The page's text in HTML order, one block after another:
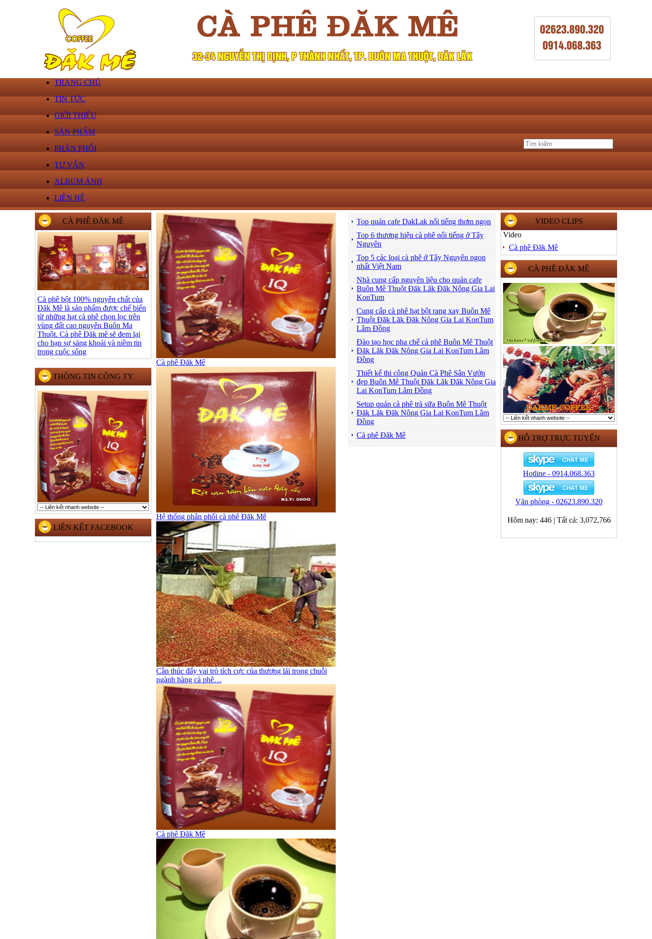
TRANG CHỦ
TIN TỨC
GIỚI THIỆU
SẢN PHẨM
PHÂN PHỐI
TƯ VẤN
ALBUM ẢNH
LIÊN HỆ
CÀ PHÊ ĐĂK MÊ
Cà phê bột 100% nguyên chất của
Đăk Mê là sản phẩm được chế biến
từ những hạt cà phê chọn lọc trên
vùng đất cao nguyên Buôn Ma
Thuột. Cà phê Đăk mê sẽ đem lại
cho bạn sự sảng khoái và niềm tin
trong cuộc sống
THÔNG TIN CÔNG TY
LIÊN KẾT FACEBOOK
Cà phê Đăk Mê
Hệ thống phân phối cà phê Đăk Mê
Cần thúc đẩy vai trò tích cực của thương lái trong chuỗi
ngành hàng cà phê…
Cà phê Đăk Mê
Top quán cafe DakLak nổi tiếng thơm ngọn
Top 6 thương hiệu cà phê nổi tiếng ở Tây
Nguyên
Top 5 các loại cà phê ở Tây Nguyên ngon
nhất Việt Nam
Nhà cung cấp nguyên liệu cho quán cafe
Buôn Mê Thuột Đăk Lăk Đăk Nông Gia Lai
KonTum
Cung cấp cà phê hạt bột rang xay Buôn Mê
Thuột Đăk Lăk Đăk Nông Gia Lai KonTum
Lâm Đồng
Đào tạo học pha chế cà phê Buôn Mê Thuột
Đăk Lăk Đăk Nông Gia Lai KonTum Lâm
Đồng
Thiết kế thi công Quán Cà Phê Sân Vườn
đẹp Buôn Mê Thuột Đăk Lăk Đăk Nông Gia
Lai KonTum Lâm Đồng
Setup quán cà phê trà sữa Buôn Mê Thuột
Đăk Lăk Đăk Nông Gia Lai KonTum Lâm
Đồng
Cà phê Đăk Mê
VIDEO CLIPS
Video
Cà phê Đăk Mê
CÀ PHÊ ĐĂK MÊ
HỖ TRỢ TRỰC TUYẾN
Hotline - 0914.068.363
Văn phòng - 02623.890.320
Hôm nay: 446| Tất cả: 3,072,766